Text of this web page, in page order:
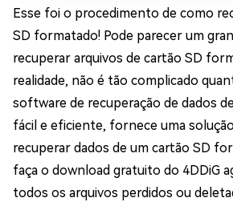
Esse foi o procedimento de como
SD formatado! Pode parecer um
recuperar arquivos de cartão SD
realidade, não é tão complicado
software de recuperação de dados
fácil e eficiente, fornece uma
recuperar dados de um cartão SD
faça o download gratuito do 4DDiG
todos os arquivos perdidos ou